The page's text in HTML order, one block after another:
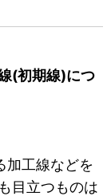
(初期線)につ
加工線などを
目立つものは